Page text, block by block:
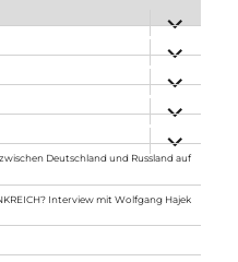
anzeigen
anzeigen
anzeigen
anzeigen
anzeigen
Deutschland und Russland auf
Interview mit Wolfgang Hajek